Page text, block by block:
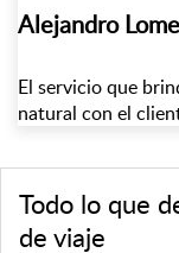
Alejandro
El servicio que
natural con el
Todo lo que
de viaje